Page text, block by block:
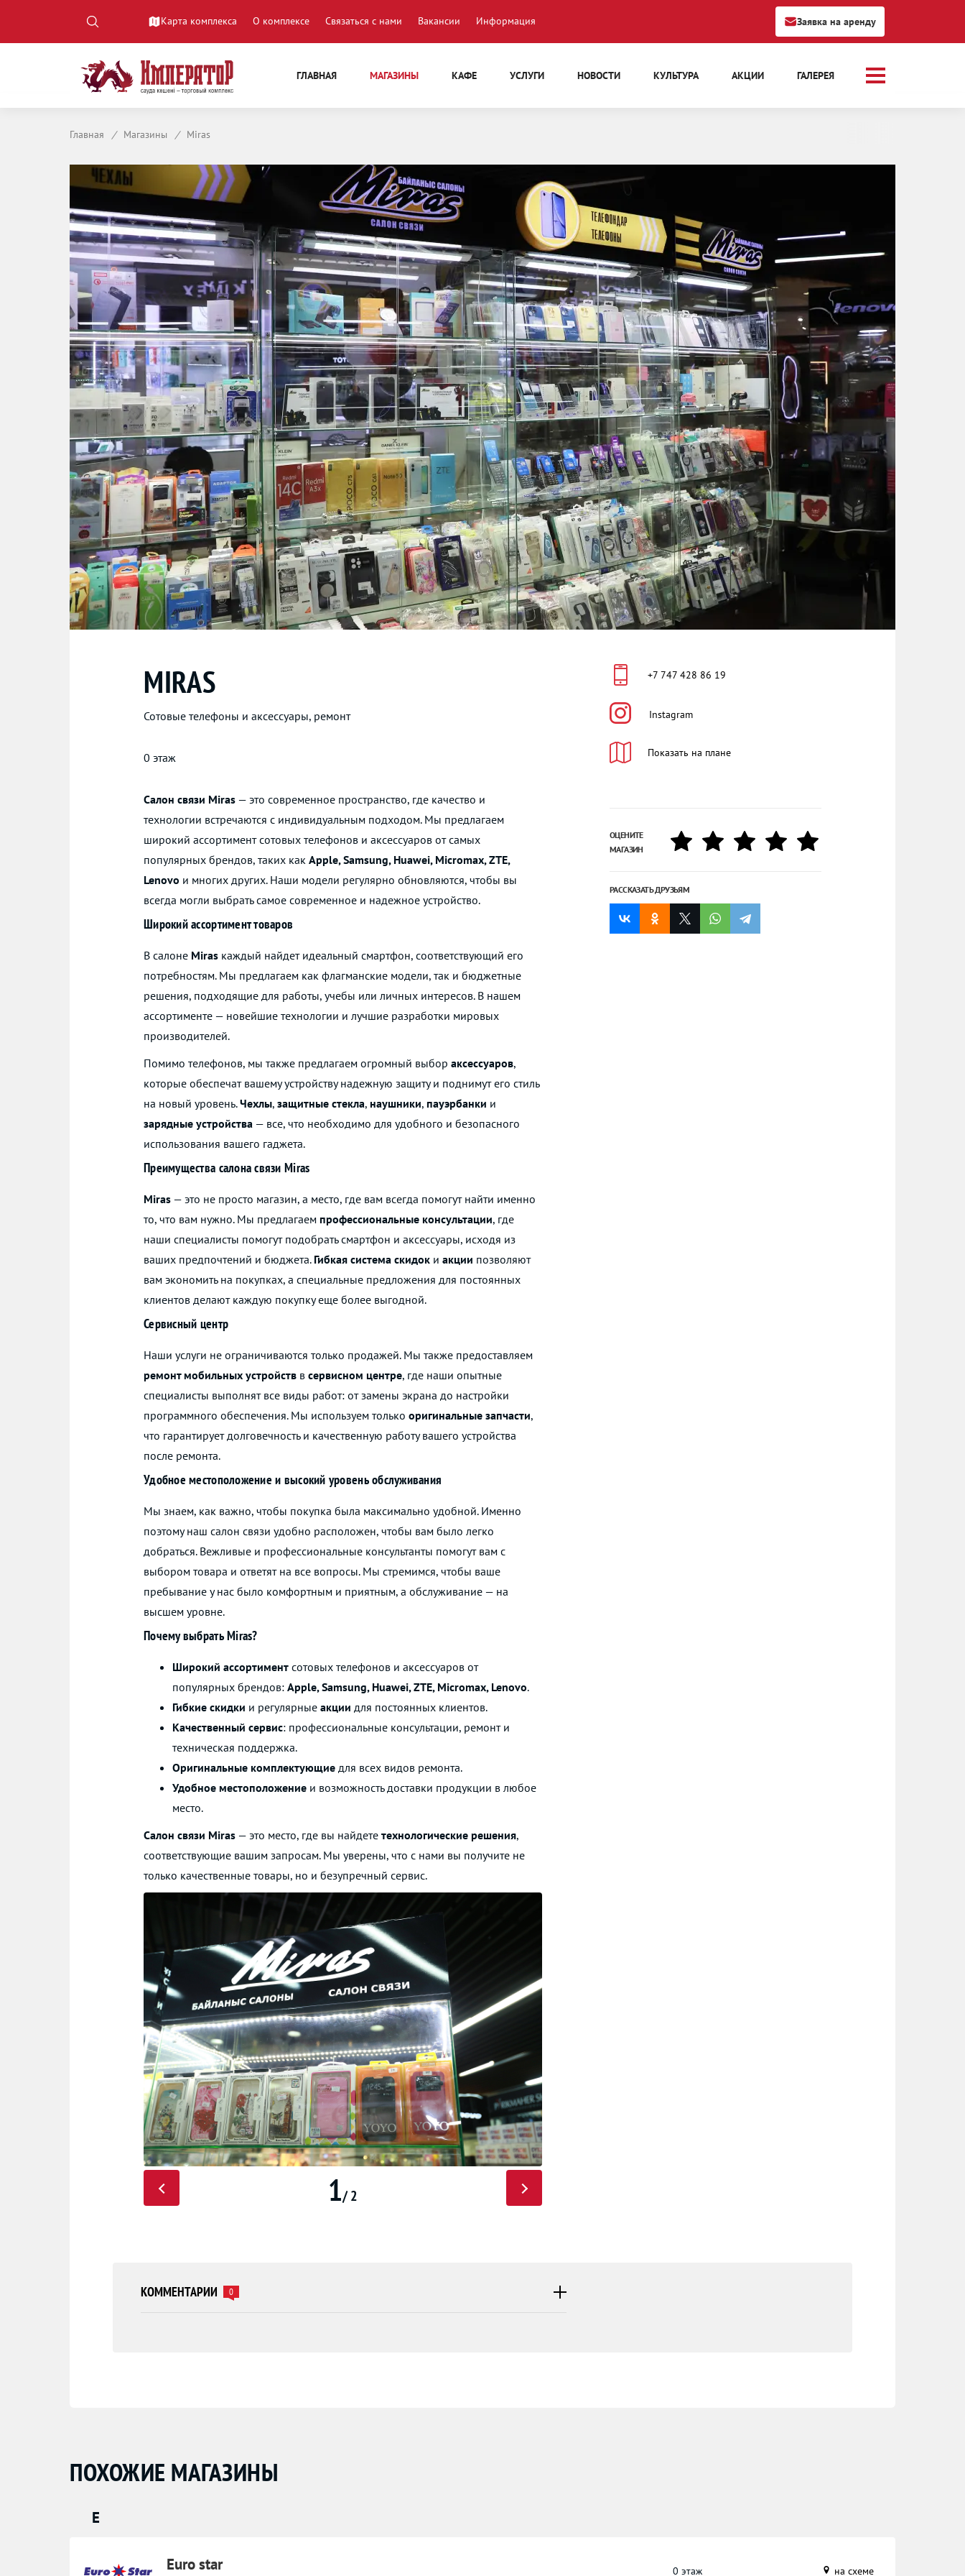
Карта комплекса О комплексе Связаться с нами Вакансии Информация Заявка на аренду
ГЛАВНАЯ МАГАЗИНЫ КАФЕ УСЛУГИ НОВОСТИ КУЛЬТУРА АКЦИИ ГАЛЕРЕЯ
Главная / Магазины / Miras
+7 747 428 86 19
Instagram
Показать на плане
ОЦЕНИТЕ
МАГАЗИН
РАССКАЗАТЬ ДРУЗЬЯМ
MIRAS
Сотовые телефоны и аксессуары, ремонт
0 этаж
Салон связи Miras — это современное пространство, где качество и
технологии встречаются с индивидуальным подходом. Мы предлагаем
широкий ассортимент сотовых телефонов и аксессуаров от самых
популярных брендов, таких как Apple, Samsung, Huawei, Micromax, ZTE,
Lenovo и многих других. Наши модели регулярно обновляются, чтобы вы
всегда могли выбрать самое современное и надежное устройство.
Широкий ассортимент товаров
В салоне Miras каждый найдет идеальный смартфон, соответствующий его
потребностям. Мы предлагаем как флагманские модели, так и бюджетные
решения, подходящие для работы, учебы или личных интересов. В нашем
ассортименте — новейшие технологии и лучшие разработки мировых
производителей.
Помимо телефонов, мы также предлагаем огромный выбор аксессуаров,
которые обеспечат вашему устройству надежную защиту и поднимут его стиль
на новый уровень.Чехлы, защитные стекла, наушники, пауэрбанки и
зарядные устройства — все, что необходимо для удобного и безопасного
использования вашего гаджета.
Преимущества салона связи Miras
Miras — это не просто магазин, а место, где вам всегда помогут найти именно
то, что вам нужно. Мы предлагаем профессиональные консультации, где
наши специалисты помогут подобрать смартфон и аксессуары, исходя из
ваших предпочтений и бюджета. Гибкая система скидок и акции позволяют
вам экономить на покупках, а специальные предложения для постоянных
клиентов делают каждую покупку еще более выгодной.
Сервисный центр
Наши услуги не ограничиваются только продажей. Мы также предоставляем
ремонт мобильных устройств в сервисном центре, где наши опытные
специалисты выполнят все виды работ: от замены экрана до настройки
программного обеспечения. Мы используем только оригинальные запчасти,
что гарантирует долговечность и качественную работу вашего устройства
после ремонта.
Удобное местоположение и высокий уровень обслуживания
Мы знаем, как важно, чтобы покупка была максимально удобной. Именно
поэтому наш салон связи удобно расположен, чтобы вам было легко
добраться. Вежливые и профессиональные консультанты помогут вам с
выбором товара и ответят на все вопросы. Мы стремимся, чтобы ваше
пребывание у нас было комфортным и приятным, а обслуживание — на
высшем уровне.
Почему выбрать Miras?
Широкий ассортимент сотовых телефонов и аксессуаров от
популярных брендов: Apple, Samsung, Huawei, ZTE, Micromax, Lenovo.
Гибкие скидки и регулярные акции для постоянных клиентов.
Качественный сервис: профессиональные консультации, ремонт и
техническая поддержка.
Оригинальные комплектующие для всех видов ремонта.
Удобное местоположение и возможность доставки продукции в любое
место.
Салон связи Miras — это место, где вы найдете технологические решения,
соответствующие вашим запросам. Мы уверены, что с нами вы получите не
только качественные товары, но и безупречный сервис.
1/ 2
КОММЕНТАРИИ 0
ПОХОЖИЕ МАГАЗИНЫ
E
Euro star 0 этаж на схеме